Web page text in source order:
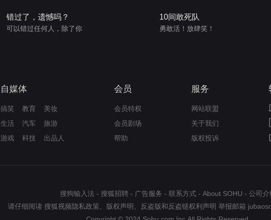
错过了，遗憾吗？
可以错过任何人，除了你
10间敢死队
勇敢活！放肆笑！
自媒体
搞笑 教育
美妆
生活
汽车
旅游
游戏
科技 出品人
会员
会员特权
会员剧场
帮助
服务
网站联盟
关于我们
版权投诉
搜狗输入法 - 搜狐招聘 - 广告服务 - 联系方式 - About SOHU - 公司介
请仔细阅读 搜狐视频隐私政策 版权声明 反盗版和反盗链权利声明 举报邮箱